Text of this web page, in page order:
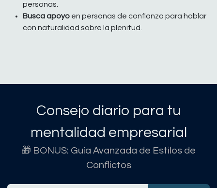
personas.
Busca apoyo en personas de confianza para hablar
con naturalidad sobre la plenitud.
Consejo diario para tu
mentalidad empresarial
🎁 BONUS: Guía Avanzada de Estilos de
Conflictos